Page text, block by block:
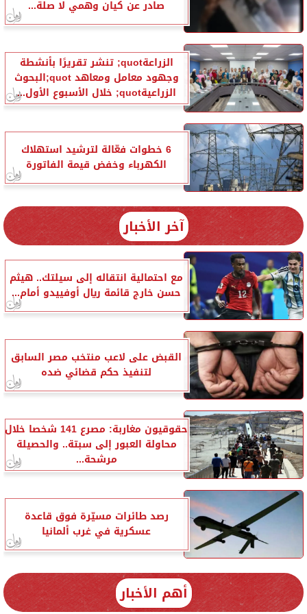
صادر عن كيان وهمي لا صلة...
الزراعةquot; تنشر تقريرًا بأنشطة
وجهود معامل ومعاهد quot;البحوث
الزراعيةquot; خلال الأسبوع الأول...
6 خطوات فعّالة لترشيد استهلاك
الكهرباء وخفض قيمة الفاتورة
آخر الأخبار
مع احتمالية انتقاله إلى سيلتك.. هيثم
حسن خارج قائمة ريال أوفييدو أمام...
القبض على لاعب منتخب مصر السابق
لتنفيذ حكم قضائي ضده
حقوقيون مغاربة: مصرع 141 شخصا خلال
محاولة العبور إلى سبتة.. والحصيلة
مرشحة...
رصد طائرات مسيّرة فوق قاعدة
عسكرية في غرب ألمانيا
أهم الأخبار